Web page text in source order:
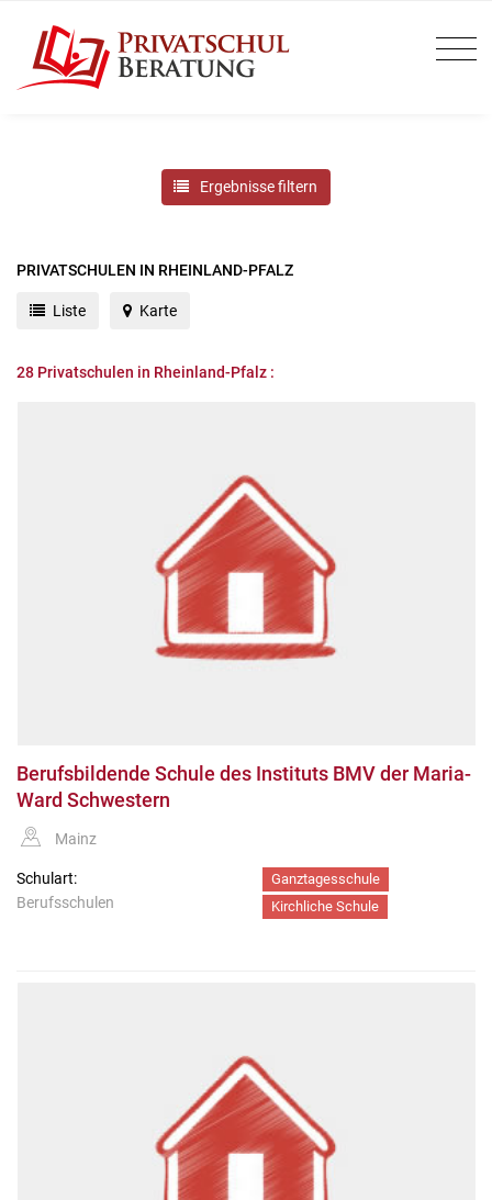
Ergebnisse filtern
PRIVATSCHULEN IN RHEINLAND-PFALZ
Liste Karte
28 Privatschulen in Rheinland-Pfalz :
Berufsbildende Schule des Instituts BMV der Maria-
Ward Schwestern
Mainz
Schulart:
Berufsschulen
Ganztagesschule
Kirchliche Schule